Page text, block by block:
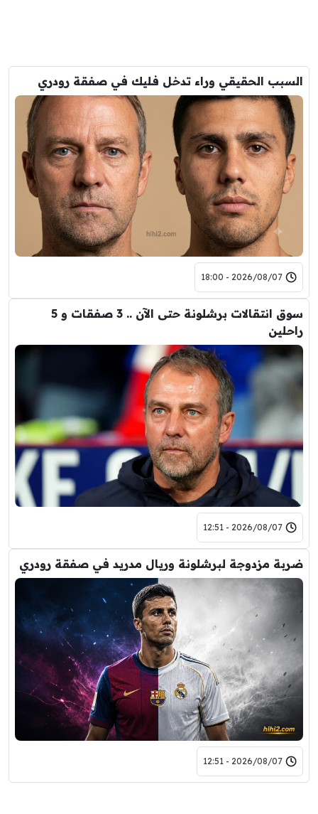
السبب الحقيقي وراء تدخل فليك في صفقة رودري
2026/08/07 - 18:00
سوق انتقالات برشلونة حتى الآن .. 3 صفقات و 5
راحلين
2026/08/07 - 12:51
ضربة مزدوجة لبرشلونة وريال مدريد في صفقة رودري
2026/08/07 - 12:51